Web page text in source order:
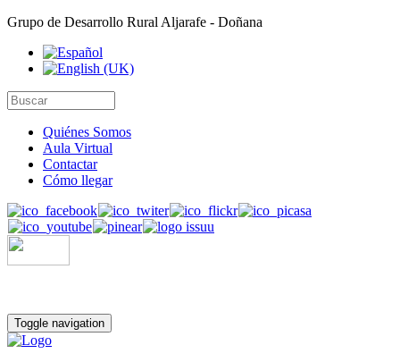
Grupo de Desarrollo Rural Aljarafe - Doñana
Quiénes Somos
Aula Virtual
Contactar
Cómo llegar
Toggle navigation